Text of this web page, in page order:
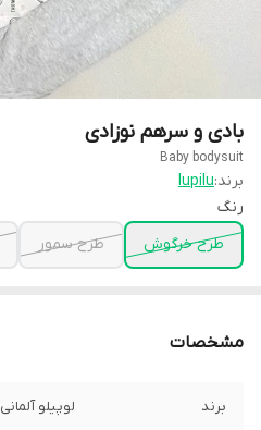
بادی و سرهم نوزادی
Baby bodysuit
برند:lupilu
رنگ
طرح خرگوش
طرح سمور
مشخصات
برند لوپیلو آلمانی